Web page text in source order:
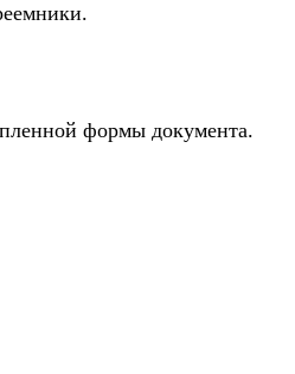
формы документа.